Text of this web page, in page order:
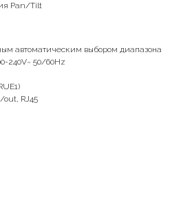
Pan/Tilt
автоматическим выбором диапазона
240V~ 50/60Hz
RJ45